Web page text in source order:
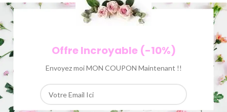
Offre Incroyable (-10%)
Envoyez moi MON COUPON Maintenant !!